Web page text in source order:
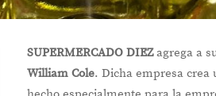
SUPERMERCADO DIEZagrega a
William Cole. Dicha empresa crea